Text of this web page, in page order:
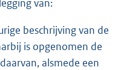
van:
beschrijving van de
is opgenomen de
alsmede een